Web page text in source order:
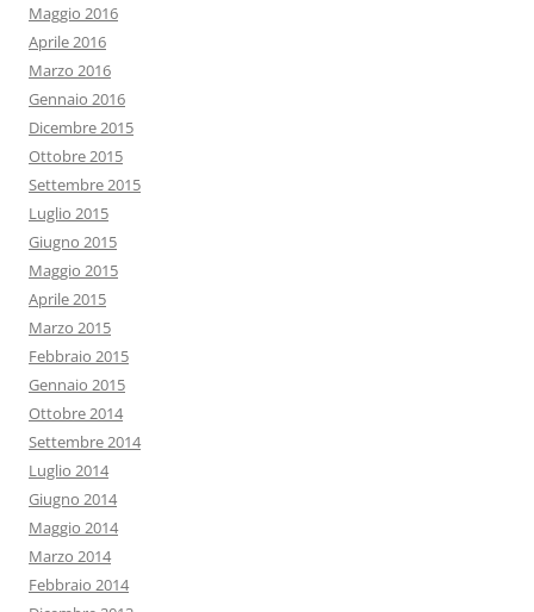
Maggio 2016
Aprile 2016
Marzo 2016
Gennaio 2016
Dicembre 2015
Ottobre 2015
Settembre 2015
Luglio 2015
Giugno 2015
Maggio 2015
Aprile 2015
Marzo 2015
Febbraio 2015
Gennaio 2015
Ottobre 2014
Settembre 2014
Luglio 2014
Giugno 2014
Maggio 2014
Marzo 2014
Febbraio 2014